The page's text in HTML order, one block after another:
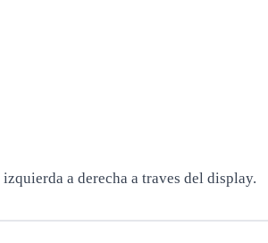
a derecha a traves del display.